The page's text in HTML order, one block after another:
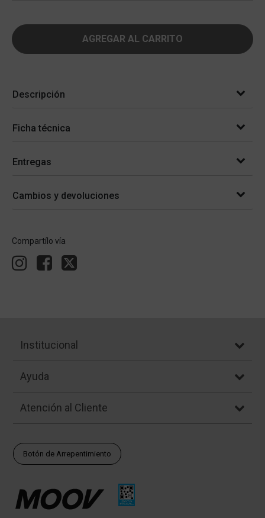
AGREGAR AL CARRITO
Descripción
Ficha técnica
Entregas
Cambios y devoluciones
Compartílo vía
Institucional
Ayuda
Atención al Cliente
Botón de Arrepentimiento